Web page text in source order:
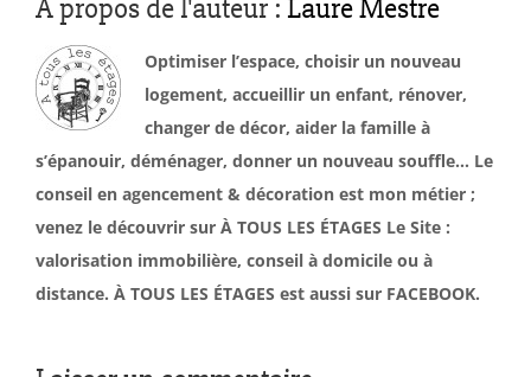
À propos de l'auteur : Laure Mestre
Optimiser l’espace, choisir un nouveau
logement, accueillir un enfant, rénover,
changer de décor, aider la famille à
s’épanouir, déménager, donner un nouveau souffle… Le
conseil en agencement & décoration est mon métier ;
venez le découvrir sur À TOUS LES ÉTAGES Le Site :
valorisation immobilière, conseil à domicile ou à
distance. À TOUS LES ÉTAGES est aussi sur FACEBOOK.